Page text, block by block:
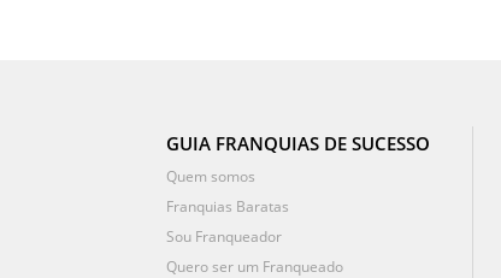
GUIA FRANQUIAS DE SUCESSO
Quem somos
Franquias Baratas
Sou Franqueador
Quero ser um Franqueado